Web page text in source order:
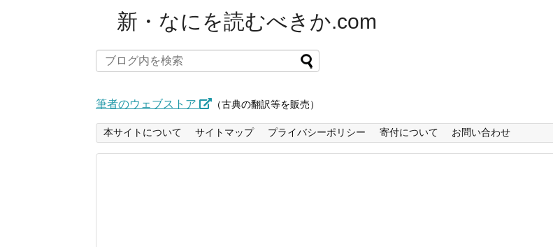
新・なにを読むべきか.com
筆者のウェブストア （古典の翻訳等を販売）
本サイトについて サイトマップ プライバシーポリシー 寄付について お問い合わせ